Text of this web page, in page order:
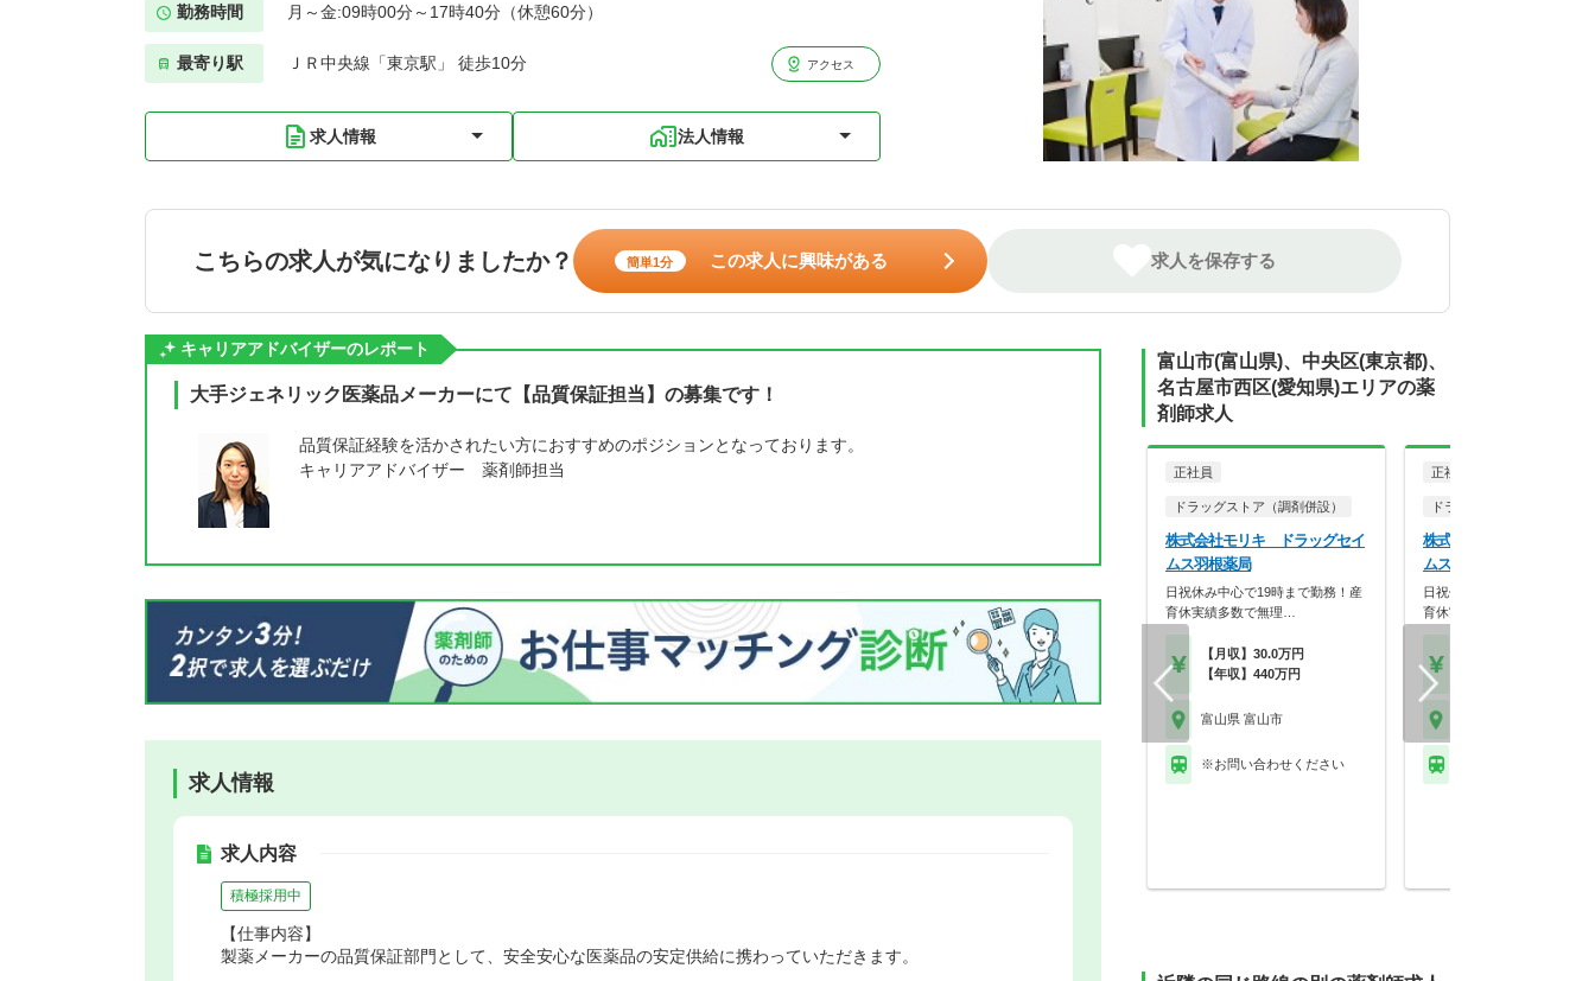
勤務時間 月～金:09時00分～17時40分（休憩60分）
最寄り駅 ＪＲ中央線「東京駅」 徒歩10分 アクセス
求人情報 法人情報
こちらの求人が気になりましたか？ 簡単1分 この求人に興味がある 求人を保存する
キャリアアドバイザーのレポート
大手ジェネリック医薬品メーカーにて【品質保証担当】の募集です！
品質保証経験を活かされたい方におすすめのポジションとなっております。
キャリアアドバイザー 薬剤師担当
求人情報
求人内容
積極採用中
【仕事内容】
製薬メーカーの品質保証部門として、安全安心な医薬品の安定供給に携わっていただきます。
富山市(富山県)、中央区(東京都)、
名古屋市西区(愛知県)エリアの薬
剤師求人
正社員
ドラッグストア（調剤併設）
株式会社モリキ ドラッグセイ
ムス羽根薬局
日祝休み中心で19時まで勤務！産
育休実績多数で無理…
【月収】30.0万円
【年収】440万円
富山県 富山市
※お問い合わせください
正社員
ドラッグストア（調剤併設
株式会社モリキ ドラッ
ムス富山西田地方薬局
日祝休み中心で19時まで勤
育休実績多数で無理…